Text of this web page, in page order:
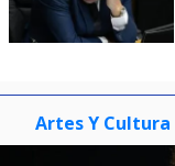
Artes Y Cultura